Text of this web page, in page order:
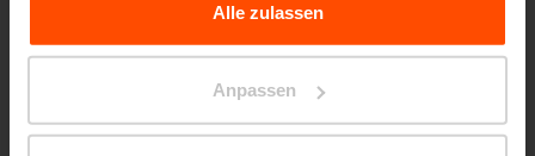
Für weitere Informationen besuchen Sie bitte Principles
Alle zulassen
Anpassen